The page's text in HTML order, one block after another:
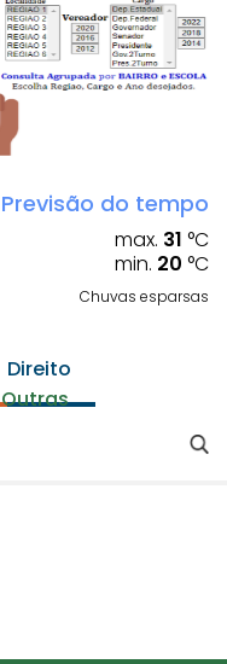
Previsão do tempo
max. 31 °C
min. 20 °C
Chuvas esparsas
Direito
Outras